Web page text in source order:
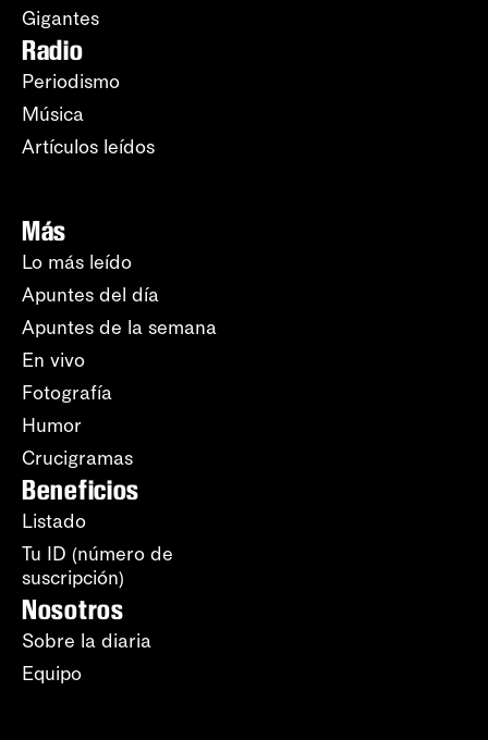
Gigantes
Radio
Periodismo
Música
Artículos leídos
Más
Lo más leído
Apuntes del día
Apuntes de la semana
En vivo
Fotografía
Humor
Crucigramas
Beneficios
Listado
Tu ID (número de
suscripción)
Nosotros
Sobre la diaria
Equipo